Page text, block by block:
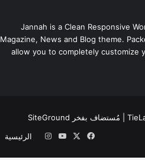
Jannah is a Clean Responsive
Magazine, News and Blog theme.
allow you to completely customize
| مُستضاف بفخر SiteGround
الرئيسية
فيسبوك ‫YouTube
انستقرام